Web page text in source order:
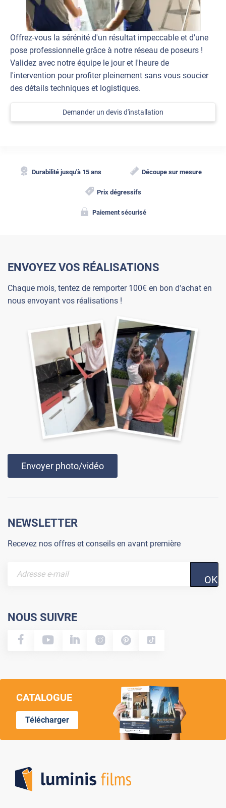
Offrez-vous la sérénité d'un résultat impeccable et d'une
pose professionnelle grâce à notre réseau de poseurs !
Validez avec notre équipe le jour et l'heure de
l'intervention pour profiter pleinement sans vous soucier
des détails techniques et logistiques.
Demander un devis d'installation
Durabilité jusqu'à 15 ans Découpe sur mesure
Prix dégressifs
Paiement sécurisé
ENVOYEZ VOS RÉALISATIONS
Chaque mois, tentez de remporter 100€ en bon d'achat en
nous envoyant vos réalisations !
Envoyer photo/vidéo
NEWSLETTER
Recevez nos offres et conseils en avant première
OK
NOUS SUIVRE
CATALOGUE
Télécharger